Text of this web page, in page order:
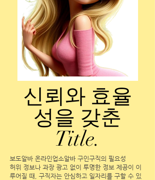
신뢰와 효율
성을 갖춘
Title.
보도알바 온라인업소알바 구인구직의 필요성
허위 정보나 과장 광고 없이 투명한 정보 제공이 이
루어질 때, 구직자는 안심하고 일자리를 구할 수 있